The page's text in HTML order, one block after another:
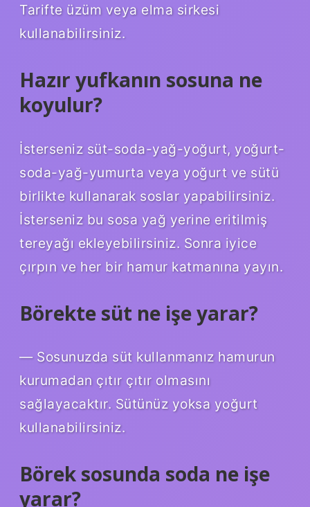
Tarifte üzüm veya elma sirkesi
kullanabilirsiniz.
Hazır yufkanın sosuna ne
koyulur?
İsterseniz süt-soda-yağ-yoğurt, yoğurt-
soda-yağ-yumurta veya yoğurt ve sütü
birlikte kullanarak soslar yapabilirsiniz.
İsterseniz bu sosa yağ yerine eritilmiş
tereyağı ekleyebilirsiniz. Sonra iyice
çırpın ve her bir hamur katmanına yayın.
Börekte süt ne işe yarar?
— Sosunuzda süt kullanmanız hamurun
kurumadan çıtır çıtır olmasını
sağlayacaktır. Sütünüz yoksa yoğurt
kullanabilirsiniz.
Börek sosunda soda ne işe
yarar?